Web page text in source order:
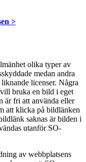
>
olika typer av
medan andra
licenser. Några
bruka en bild i eget
är fri att använda eller
att klicka på bildlänken
saknas är bilden i
utanför SO-
av webbplatsens